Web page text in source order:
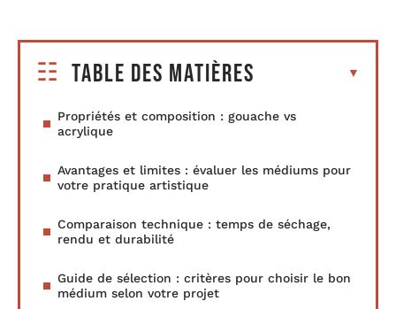
Table des matières
Propriétés et composition : gouache vs
acrylique
Avantages et limites : évaluer les médiums pour
votre pratique artistique
Comparaison technique : temps de séchage,
rendu et durabilité
Guide de sélection : critères pour choisir le bon
médium selon votre projet